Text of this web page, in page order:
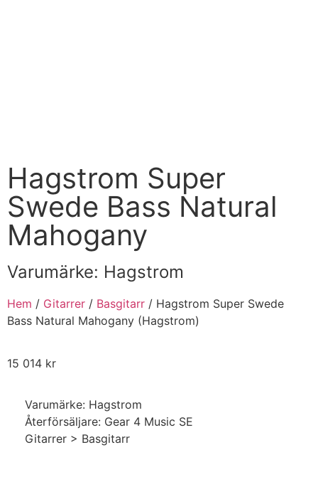
Hagstrom Super
Swede Bass Natural
Mahogany
Varumärke: Hagstrom
Hem / Gitarrer / Basgitarr / Hagstrom Super Swede
Bass Natural Mahogany (Hagstrom)
15 014 kr
Varumärke: Hagstrom
Återförsäljare: Gear 4 Music SE
Gitarrer > Basgitarr